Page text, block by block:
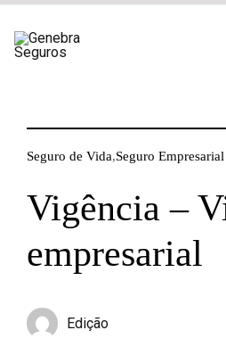
para
Seguro de Vida,Seguro Empresarial
Vigência –
empresarial
Edição